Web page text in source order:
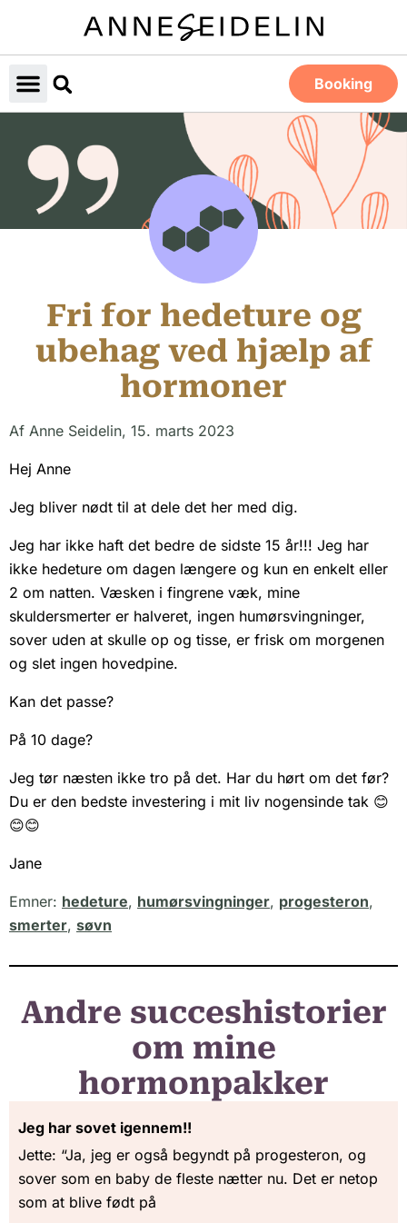
Booking
Fri for hedeture og
ubehag ved hjælp af
hormoner
Af Anne Seidelin, 15. marts 2023
Hej Anne
Jeg bliver nødt til at dele det her med dig.
Jeg har ikke haft det bedre de sidste 15 år!!! Jeg har
ikke hedeture om dagen længere og kun en enkelt eller
2 om natten. Væsken i fingrene væk, mine
skuldersmerter er halveret, ingen humørsvingninger,
sover uden at skulle op og tisse, er frisk om morgenen
og slet ingen hovedpine.
Kan det passe?
På 10 dage?
Jeg tør næsten ikke tro på det. Har du hørt om det før?
Du er den bedste investering i mit liv nogensinde tak 😊
😊😊
Jane
Emner: hedeture, humørsvingninger, progesteron,
smerter, søvn
Andre succeshistorier
om mine
hormonpakker
Jeg har sovet igennem!!
Jette: “Ja, jeg er også begyndt på progesteron, og
sover som en baby de fleste nætter nu. Det er netop
som at blive født på